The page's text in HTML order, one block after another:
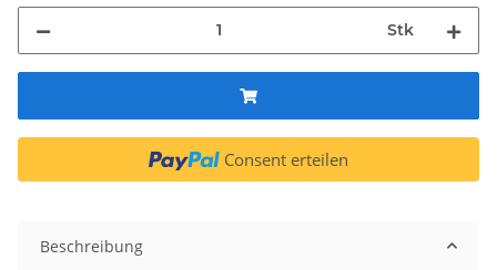
Stk
Consent erteilen
Beschreibung